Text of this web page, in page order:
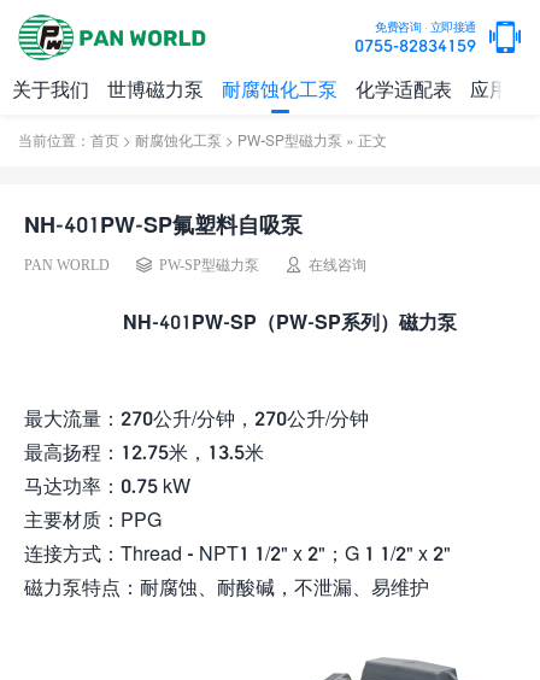
免费咨询 · 立即接通
0755-82834159
关于我们 世博磁力泵 耐腐蚀化工泵 化学适配表 应用实
当前位置： 首页 > 耐腐蚀化工泵 > PW-SP型磁力泵 » 正文
NH-401PW-SP氟塑料自吸泵
PAN WORLD PW-SP型磁力泵 在线咨询
NH-401PW-SP（PW-SP系列）磁力泵
最大流量：270公升/分钟，270公升/分钟
最高扬程：12.75米，13.5米
马达功率：0.75 kW
主要材质：PPG
连接方式：Thread - NPT1 1/2" x 2"；G 1 1/2" x 2"
磁力泵特点：耐腐蚀、耐酸碱，不泄漏、易维护